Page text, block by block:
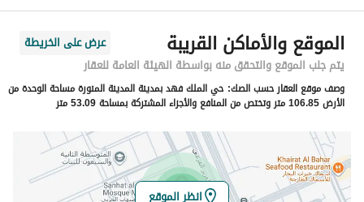
معلومات مسؤول الإعلان
اسم المسؤول
عبدالرحمن سعد ملفي الحربي
رقم المسؤول
544461194
الموقع
المنطقة
منطقة المدينة المنورة
الموقع والأماكن القريبة
عرض على الخريطة
يتم جلب الموقع والتحقق منه بواسطة الهيئة العامة للعقار
وصف موقع العقار حسب الصك: حي الملك فهد بمدينة المدينة المنورة مساحة الوحدة من
الأرض 106.85 متر وتختص من المنافع والأجزاء المشتركة بمساحة 53.09 متر
انظر الموقع